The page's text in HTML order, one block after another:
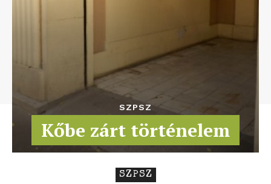
SZPSZ
Kőbe zárt történelem
SZPSZ